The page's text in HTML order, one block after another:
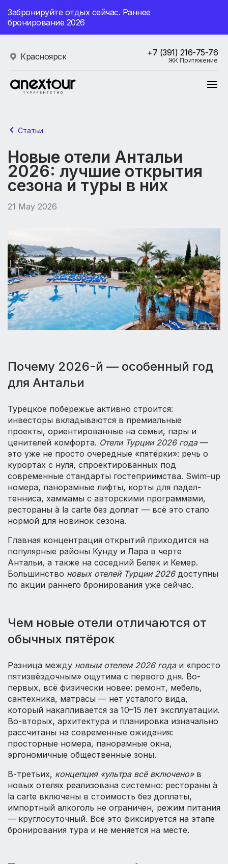
Забронируйте отдых сейчас. Раннее
бронирование 2026
Красноярск +7 (391) 216-75-76
ЖК Притяжение
Статьи
Новые отели Антальи
2026: лучшие открытия
сезона и туры в них
21 May 2026
Почему 2026-й — особенный год
для Антальи
Турецкое побережье активно строится:
инвесторы вкладываются в премиальные
проекты, ориентированные на семьи, пары и
ценителей комфорта. Отели Турции 2026 года—
это уже не просто очередные «пятёрки»: речь о
курортах с нуля, спроектированных под
современные стандарты гостеприимства. Swim-up
номера, панорамные лифты, корты для падел-
тенниса, хаммамы с авторскими программами,
рестораны à la carte без доплат — всё это стало
нормой для новинок сезона.
Главная концентрация открытий приходится на
популярные районы Кунду и Лара в черте
Антальи, а также на соседний Белек и Кемер.
Большинство новых отелей Турции 2026доступны
по акции раннего бронирования уже сейчас.
Чем новые отели отличаются от
обычных пятёрок
Разница между новым отелем 2026 годаи «просто
пятизвёздочным» ощутима с первого дня. Во-
первых, всё физически новее: ремонт, мебель,
сантехника, матрасы — нет усталого вида,
который накапливается за 10–15 лет эксплуатации.
Во-вторых, архитектура и планировка изначально
рассчитаны на современные ожидания:
просторные номера, панорамные окна,
эргономичные общественные зоны.
В-третьих, концепция «ультра всё включено»в
новых отелях реализована системно: рестораны à
la carte включены в стоимость без доплаты,
импортный алкоголь не ограничен, режим питания
— круглосуточный. Всё это фиксируется на этапе
бронирования тура и не меняется на месте.